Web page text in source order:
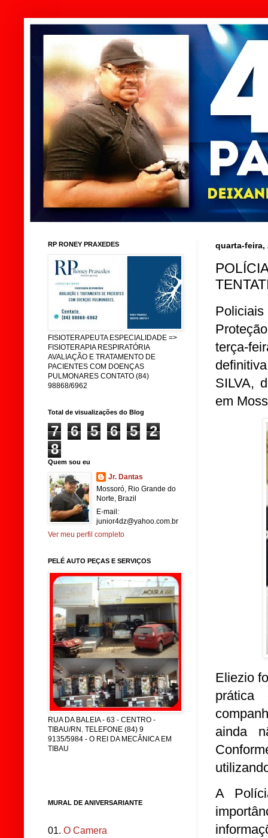
quarta-feira,
terça-
SILVA,
em
Eliezio
ainda
A
RP RONEY PRAXEDES
FISIOTERAPEUTA ESPECIALIDADE =>
FISIOTERAPIA RESPIRATÓRIA
AVALIAÇÃO E TRATAMENTO DE
PACIENTES COM DOENÇAS
PULMONARES CONTATO (84)
98868/6962
Total de visualizações do Blog
7 6 5 6 5
2
8
Quem sou eu
Jr. Dantas
Mossoró, Rio Grande do
Norte, Brazil
E-mail:
junior4dz@yahoo.com.br
Ver meu perfil completo
PELÉ AUTO PEÇAS E SERVIÇOS
RUA DA BALEIA - 63 - CENTRO -
TIBAU/RN. TELEFONE (84) 9
9135/5984 - O REI DA MECÂNICA EM
TIBAU
MURAL DE ANIVERSARIANTE
01. O Camera